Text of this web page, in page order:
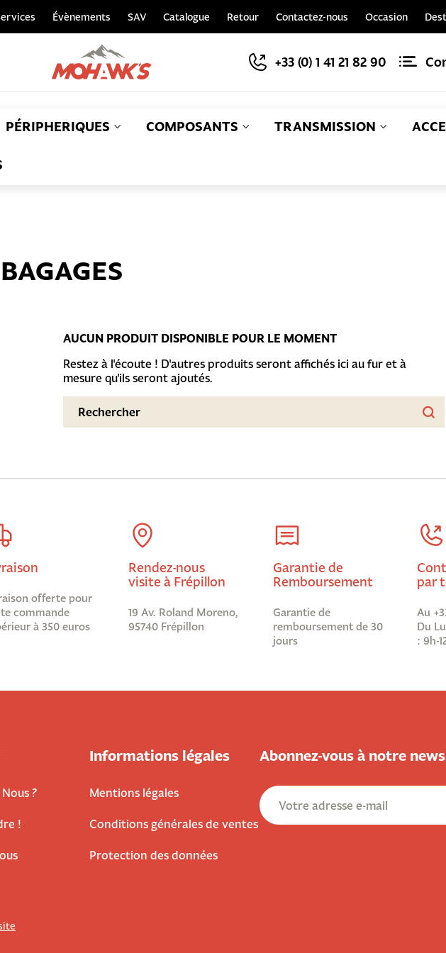
Évènements SAV Catalogue Retour Contactez-nous Occasion
+33 (0) 1 41 21 82 90
PÉRIPHERIQUES COMPOSANTS TRANSMISSION
AUCUN PRODUIT DISPONIBLE POUR LE MOMENT
Restez à l'écoute ! D'autres produits seront affichés ici au fur et à
mesure qu'ils seront ajoutés.
offerte pour
commande
à 350 euros
Rendez-nous
visite à Frépillon
19 Av. Roland Moreno,
95740 Frépillon
Garantie de
Remboursement
Garantie de
remboursement de 30
jours
par
Au
Du
: 9h-
?
!
Informations légales
Mentions légales
Conditions générales de ventes
Protection des données
Abonnez-vous à notre